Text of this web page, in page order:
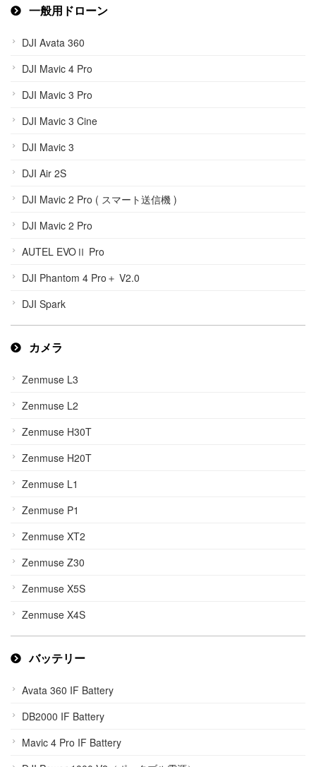
一般用ドローン
DJI Avata 360
DJI Mavic 4 Pro
DJI Mavic 3 Pro
DJI Mavic 3 Cine
DJI Mavic 3
DJI Air 2S
DJI Mavic 2 Pro ( スマート送信機 )
DJI Mavic 2 Pro
AUTEL EVOⅡ Pro
DJI Phantom 4 Pro＋ V2.0
DJI Spark
カメラ
Zenmuse L3
Zenmuse L2
Zenmuse H30T
Zenmuse H20T
Zenmuse L1
Zenmuse P1
Zenmuse XT2
Zenmuse Z30
Zenmuse X5S
Zenmuse X4S
バッテリー
Avata 360 IF Battery
DB2000 IF Battery
Mavic 4 Pro IF Battery